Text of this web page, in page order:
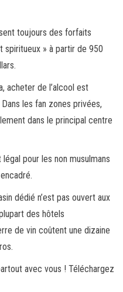
toujours des forfaits
spiritueux » à partir de 950
acheter de l’alcool est
les fan zones privées,
dans le principal centre
pour les non musulmans
dédié n’est pas ouvert aux
des hôtels
de vin coûtent une dizaine
avec vous ! Téléchargez